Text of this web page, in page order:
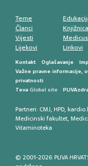
Teme
Članci
Vijesti
Lijekovi
Knjižnica
Medicus
Linkovi
Kontakt Oglašavanje
Važne pravne informacije,
privatnosti
Teva Global site
Partneri: CMJ, HPD,
Medicinski fakultet,
Vitaminoteka
© 2001-2026 PLIVA